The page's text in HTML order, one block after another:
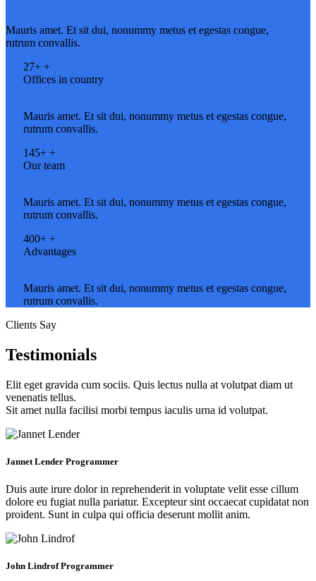
Mauris amet. Et sit dui, nonummy metus et egestas congue,
rutrum convallis.
27+ +
Offices in country
Mauris amet. Et sit dui, nonummy metus et egestas congue,
rutrum convallis.
145+ +
Our team
Mauris amet. Et sit dui, nonummy metus et egestas congue,
rutrum convallis.
400+ +
Advantages
Mauris amet. Et sit dui, nonummy metus et egestas congue,
rutrum convallis.
Clients Say
Testimonials
Elit eget gravida cum sociis. Quis lectus nulla at volutpat diam ut
venenatis tellus.
Sit amet nulla facilisi morbi tempus iaculis urna id volutpat.
Jannet Lender Programmer
Duis aute irure dolor in reprehenderit in voluptate velit esse cillum
dolore eu fugiat nulla pariatur. Excepteur sint occaecat cupidatat non
proident. Sunt in culpa qui officia deserunt mollit anim.
John LindrofProgrammer